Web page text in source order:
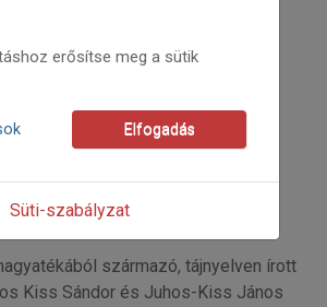
5
44
származó, tájnyelven írott
Kiss Sándor és Juhos-Kiss János
erősítse meg a sütik
Elfogadás
Süti-szabályzat